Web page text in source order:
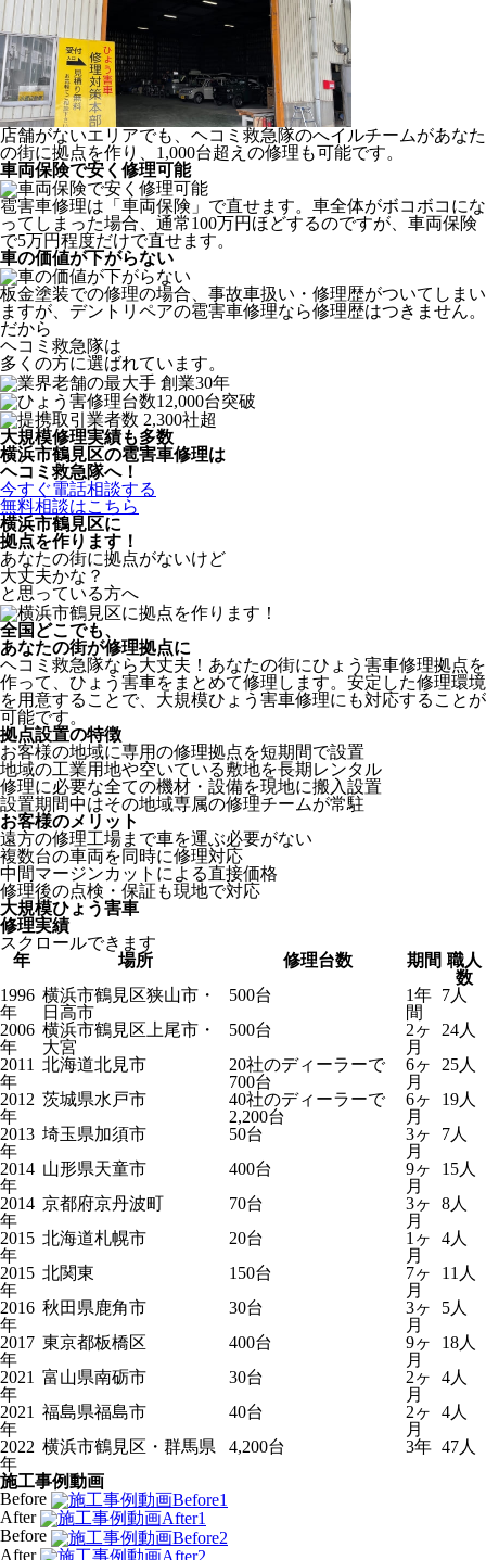
店舗がないエリアでも、ヘコミ救急隊のへイルチームがあなた
の街に拠点を作り、1,000台超えの修理も可能です。
車両保険で安く修理可能
雹害車修理は「車両保険」で直せます。車全体がボコボコにな
ってしまった場合、通常100万円ほどするのですが、車両保険
で5万円程度だけで直せます。
車の価値が下がらない
板金塗装での修理の場合、事故車扱い・修理歴がついてしまい
ますが、デントリペアの雹害車修理なら修理歴はつきません。
だから
ヘコミ救急隊は
多くの方に選ばれています。
大規模修理実績も多数
横浜市鶴見区の雹害車修理は
ヘコミ救急隊へ！
今すぐ電話相談する
無料相談はこちら
横浜市鶴見区に
拠点を作ります！
あなたの街に拠点がないけど
大丈夫かな？
と思っている方へ
全国どこでも、
あなたの街が修理拠点に
ヘコミ救急隊なら大丈夫！あなたの街にひょう害車修理拠点を
作って、ひょう害車をまとめて修理します。安定した修理環境
を用意することで、大規模ひょう害車修理にも対応することが
可能です。
拠点設置の特徴
お客様の地域に専用の修理拠点を短期間で設置
地域の工業用地や空いている敷地を長期レンタル
修理に必要な全ての機材・設備を現地に搬入設置
設置期間中はその地域専属の修理チームが常駐
お客様のメリット
遠方の修理工場まで車を運ぶ必要がない
複数台の車両を同時に修理対応
中間マージンカットによる直接価格
修理後の点検・保証も現地で対応
大規模ひょう害車
修理実績
スクロールできます
年
場所 修理台数 期間 職人
数
1996
年
横浜市鶴見区狭山市・
日高市
500台
1年
間
7人
2006
年
横浜市鶴見区上尾市・
大宮
500台
2ヶ
月
24人
2011
年
北海道北見市
20社のディーラーで
700台
6ヶ
月
25人
2012
年
茨城県水戸市
40社のディーラーで
2,200台
6ヶ
月
19人
2013
年
埼玉県加須市 50台
3ヶ
月
7人
2014
年
山形県天童市 400台
9ヶ
月
15人
2014
年
京都府京丹波町 70台
3ヶ
月
8人
2015
年
北海道札幌市 20台
1ヶ
月
4人
2015
年
北関東 150台
7ヶ
月
11人
2016
年
秋田県鹿角市 30台
3ヶ
月
5人
2017
年
東京都板橋区 400台
9ヶ
月
18人
2021
年
富山県南砺市 30台
2ヶ
月
4人
2021
年
福島県福島市 40台
2ヶ
月
4人
2022
年
横浜市鶴見区・群馬県 4,200台 3年 47人
施工事例動画
Before
After
Before
After